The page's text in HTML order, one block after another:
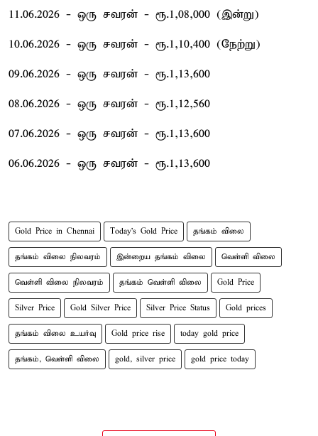
11.06.2026 - ஒரு சவரன் - ரூ.1,08,000 (இன்று)
10.06.2026 - ஒரு சவரன் - ரூ.1,10,400 (நேற்று)
09.06.2026 - ஒரு சவரன் - ரூ.1,13,600
08.06.2026 - ஒரு சவரன் - ரூ.1,12,560
07.06.2026 - ஒரு சவரன் - ரூ.1,13,600
06.06.2026 - ஒரு சவரன் - ரூ.1,13,600
Gold Price in Chennai Today's Gold Price தங்கம் விலை
தங்கம் விலை நிலவரம் இன்றைய தங்கம் விலை வெள்ளி விலை
வெள்ளி விலை நிலவரம் தங்கம் வெள்ளி விலை Gold Price
Silver Price Gold Silver Price Silver Price Status Gold prices
தங்கம் விலை உயர்வு Gold price rise today gold price
தங்கம், வெள்ளி விலை gold, silver price gold price today